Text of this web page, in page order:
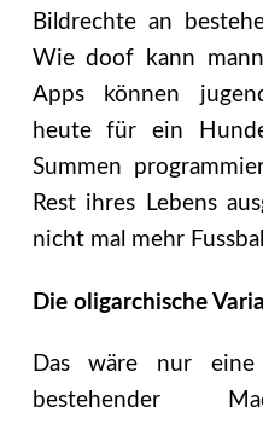
Bildrechte an
Wie doof kann
Apps können
heute für ein
Summen
Rest ihres Lebens
nicht mal mehr
Die oligarchische
Das wäre nur eine
bestehender